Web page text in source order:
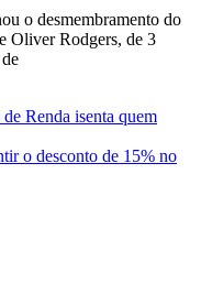
o desmembramento do
Oliver Rodgers, de 3
Renda isenta quem
o desconto de 15% no